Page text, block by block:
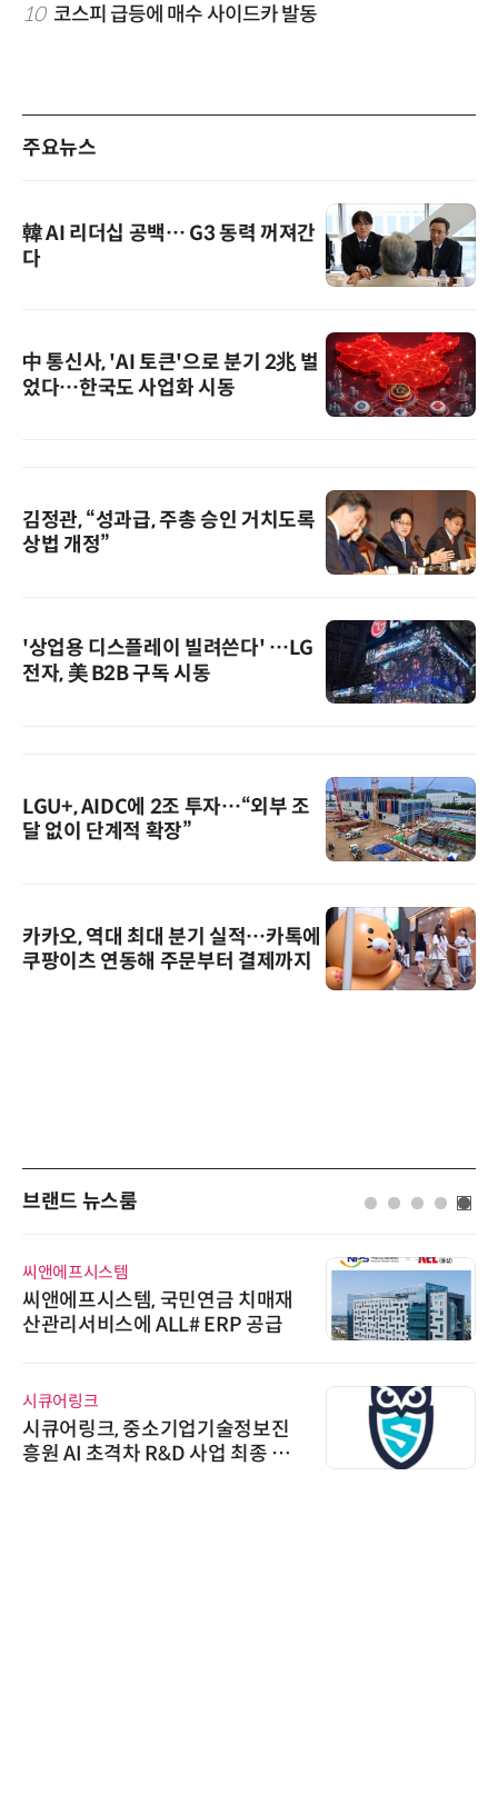
10 코스피 급등에 매수 사이드카 발동
주요뉴스
韓 AI 리더십 공백… G3 동력 꺼져간
다
中 통신사, 'AI 토큰'으로 분기 2兆 벌
었다…한국도 사업화 시동
김정관, “성과급, 주총 승인 거치도록
상법 개정”
'상업용 디스플레이 빌려쓴다' …LG
전자, 美 B2B 구독 시동
LGU+, AIDC에 2조 투자…“외부 조
달 없이 단계적 확장”
카카오, 역대 최대 분기 실적…카톡에
쿠팡이츠 연동해 주문부터 결제까지
브랜드 뉴스룸
씨앤에프시스템
씨앤에프시스템, 국민연금 치매재
산관리서비스에 ALL# ERP 공급
시큐어링크
시큐어링크, 중소기업기술정보진
흥원 AI 초격차 R&D 사업 최종 선